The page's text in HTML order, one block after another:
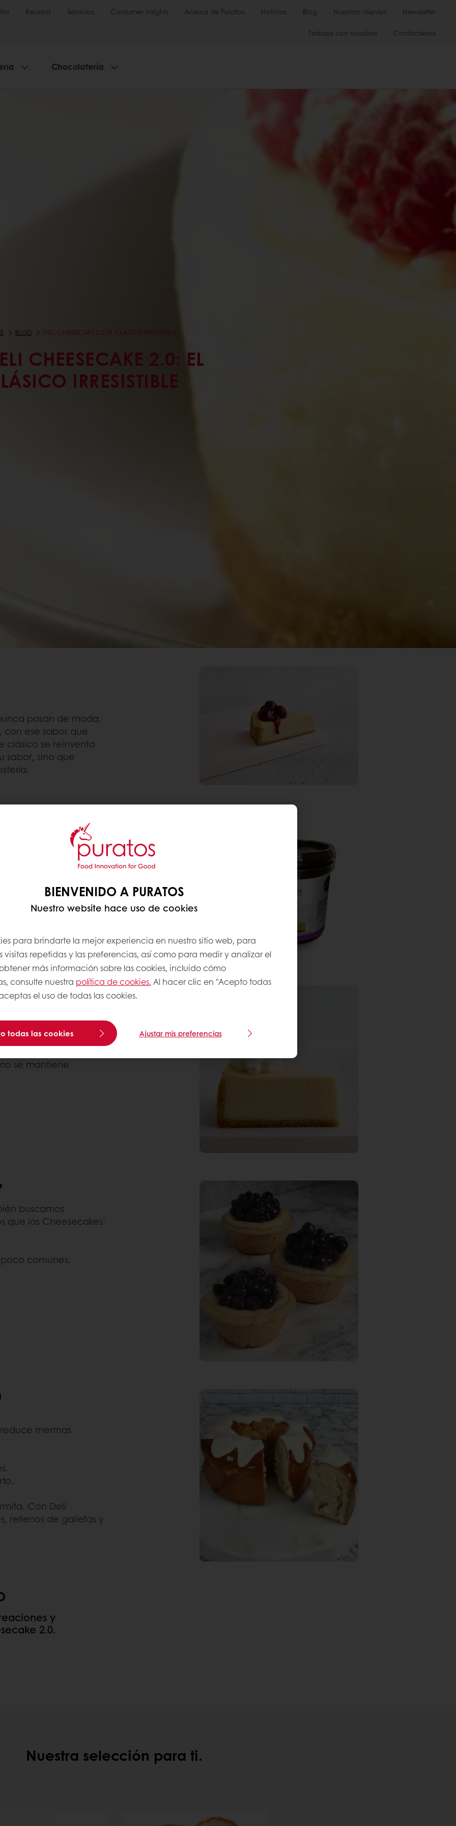
Recetas Servicios Consumer Insights Acerca de Puratos Noticias Blog Nuestros clientes Newsletter
Trabaja con nosotros Contáctenos
Chocolatería
BLOG DELI CHEESECAKE 2.0: EL CLÁSICO IRRESISTIBLE
CHEESECAKE 2.0: EL
IRRESISTIBLE
pasan de moda.
con ese sabor que
clásico se reinventa
sabor, sino que
SABOR: DELI
en negocios
en tiempo
al horno; sin
Un cheesecake
estandarizado
EN MÉXICO?
en las mesas
y consumido en el
se mantiene
buscamos
que los Cheesecakes:
comunes.
mermas
Con Deli
rellenos de galletas y
y
2.0.
Nuestra selección para ti.
BIENVENIDO A PURATOS
Nuestro website hace uso de cookies
para brindarte la mejor experiencia en nuestro sitio web, para
visitas repetidas y las preferencias, así como para medir y analizar el
más información sobre las cookies, incluido cómo
consulte nuestra política de cookies. Al hacer clic en "Acepto todas
el uso de todas las cookies.
todas las cookies Ajustar mis preferencias